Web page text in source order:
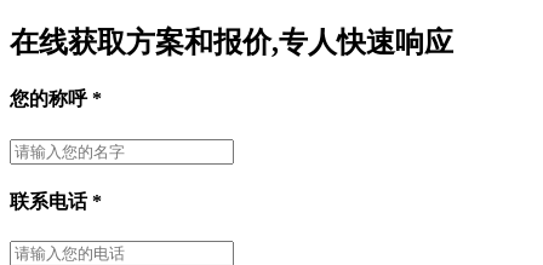
在线获取方案和报价,专人快速响应
您的称呼*
联系电话*